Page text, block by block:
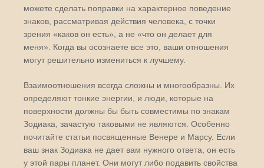
можете сделать поправки на характерное поведение
знаков, рассматривая действия человека, с точки
зрения «каков он есть», а не «что он делает для
меня». Когда вы осознаете все это, ваши отношения
могут решительно измениться к лучшему.
Взаимоотношения всегда сложны и многообразны. Их
определяют тонкие энергии, и люди, которые на
поверхности должны бы быть совместимы по знакам
Зодиака, зачастую таковыми не являются. Особенно
почитайте статьи посвященные Венере и Марсу. Если
ваш знак Зодиака не дает вам нужного ответа, он есть
у этой пары планет. Они могут либо подавить свойства